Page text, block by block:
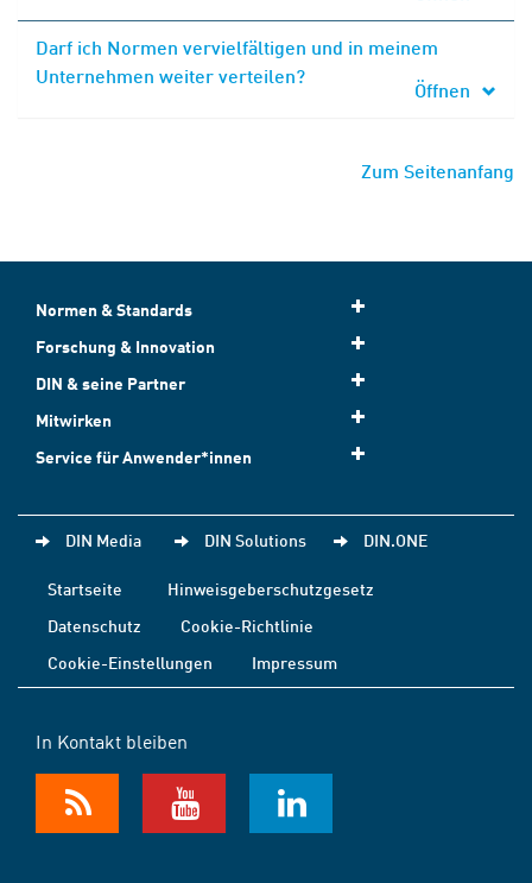
Darf ich Normen vervielfältigen und in meinem
Unternehmen weiter verteilen?
Öffnen
Zum Seitenanfang
Normen & Standards
Forschung & Innovation
DIN & seine Partner
Mitwirken
Service für Anwender*innen
DIN Media DIN Solutions DIN.ONE
Startseite
Hinweisgeberschutzgesetz
Datenschutz
Cookie-Richtlinie
Cookie-Einstellungen
Impressum
In Kontakt bleiben